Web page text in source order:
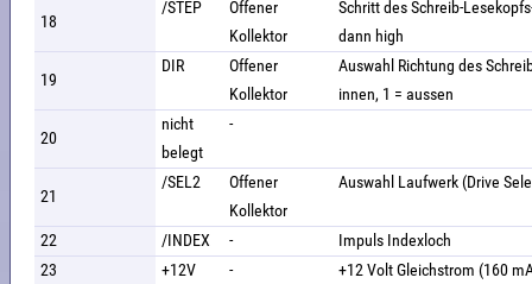
18
/STEP
Offener
Kollektor
Schritt des Schreib-
dann high
19
DIR
Offener
Kollektor
Auswahl Richtung des
innen, 1 = aussen
20
nicht
belegt
-
21
/SEL2
Offener
Kollektor
Auswahl Laufwerk (Drive
22 /INDEX -
Impuls Indexloch
23
+12V - +12 Volt Gleichstrom (160